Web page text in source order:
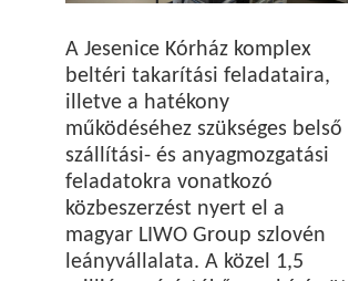
A Jesenice Kórház komplex
beltéri takarítási feladataira,
illetve a hatékony
működéséhez szükséges belső
szállítási- és anyagmozgatási
feladatokra vonatkozó
közbeszerzést nyert el a
magyar LIWO Group szlovén
leányvállalata. A közel 1,5